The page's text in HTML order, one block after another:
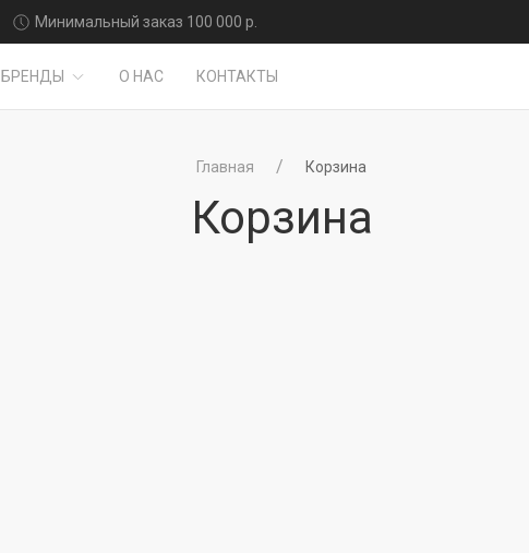
Минимальный заказ 100 000 р.
БРЕНДЫ О НАС КОНТАКТЫ
Главная Корзина
Корзина